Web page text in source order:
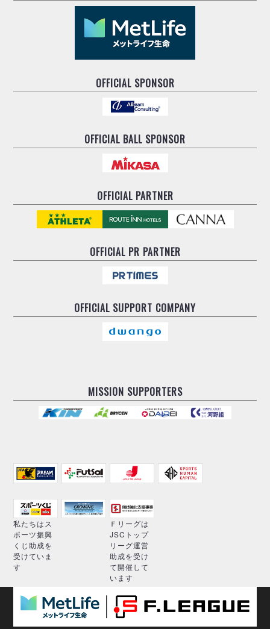
OFFICIAL SPONSOR
OFFICIAL BALL SPONSOR
OFFICIAL PARTNER
OFFICIALPR PARTNER
OFFICIAL SUPPORT COMPANY
MISSION SUPPORTERS
私たちはス
ポーツ振興
くじ助成を
受けていま
す
Ｆリーグは
JSCトップ
リーグ運営
助成を受け
て開催して
います